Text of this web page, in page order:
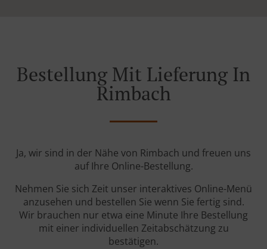
Bestellung Mit Lieferung In
Rimbach
Ja, wir sind in der Nähe von Rimbach und freuen uns
auf Ihre Online-Bestellung.
Nehmen Sie sich Zeit unser interaktives Online-Menü
anzusehen und bestellen Sie wenn Sie fertig sind.
Wir brauchen nur etwa eine Minute Ihre Bestellung
mit einer individuellen Zeitabschätzung zu
bestätigen.